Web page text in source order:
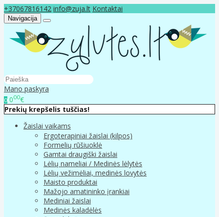
+37067816142 info@zuja.lt Kontaktai
Navigacija
Mano paskyra
0 000€
Prekių krepšelis tuščias!
Žaislai vaikams
Ergoterapiniai žaislai (kilpos)
Formelių rūšiuoklė
Gamtai draugiški žaislai
Lėlių nameliai / Medinės lėlytės
Lėlių vežimėliai, medinės lovytės
Maisto produktai
Mažojo amatininko įrankiai
Mediniai žaislai
Medinės kaladėlės